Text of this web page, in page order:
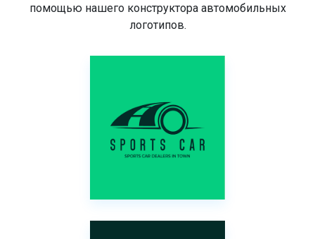
помощью нашего конструктора автомобильных
логотипов.